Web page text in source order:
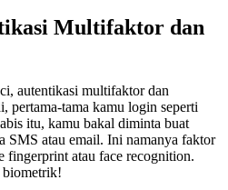
Multifaktor dan
autentikasi multifaktor dan
pertama-tama kamu login seperti
itu, kamu bakal diminta buat
SMS atau email. Ini namanya faktor
fingerprint atau face recognition.
biometrik!